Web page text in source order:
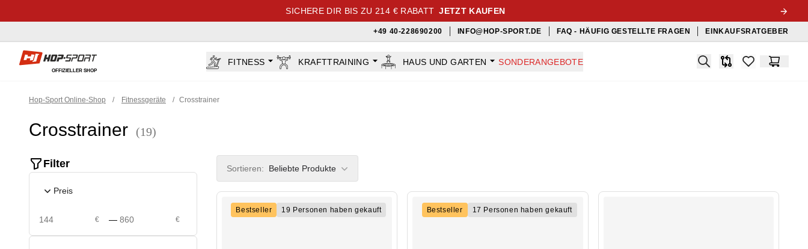
SICHERE DIR BIS ZU 214 € RABATT JETZT KAUFEN
+49 40-228690200 INFO@HOP-SPORT.DE FAQ - HÄUFIG GESTELLTE FRAGEN EINKAUFSRATGEBER
Hop-sport.at
OFFIZIELLER SHOP
FITNESS KRAFTTRAINING HAUS UND GARTEN SONDERANGEBOTE Search
Produkt-items in
Hop-Sport Online-Shop / Fitnessgeräte / Crosstrainer
Crosstrainer (19)
Filter
Preis
€ — €
Sortieren: Beliebte Produkte
Bestseller 19 Personen haben gekauft Bestseller 17 Personen haben gekauft